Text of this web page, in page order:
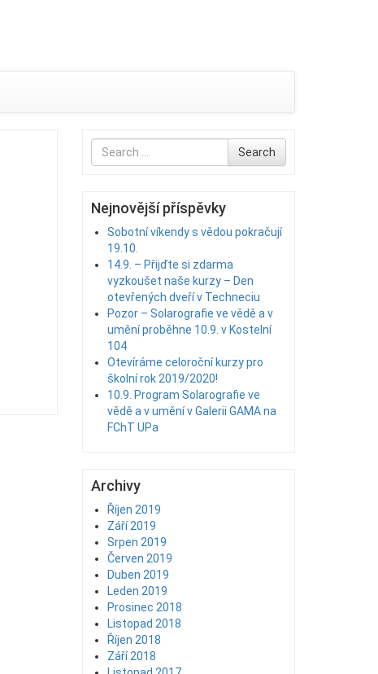
Search
for
Search
Nejnovější příspěvky
Sobotní víkendy s vědou pokračují
19.10.
14.9. – Přijďte si zdarma
vyzkoušet naše kurzy – Den
otevřených dveří v Techneciu
Pozor – Solarografie ve vědě a v
umění proběhne 10.9. v Kostelní
104
Otevíráme celoroční kurzy pro
školní rok 2019/2020!
10.9. Program Solarografie ve
vědě a v umění v Galerii GAMA na
FChT UPa
Archivy
Říjen 2019
Září 2019
Srpen 2019
Červen 2019
Duben 2019
Leden 2019
Prosinec 2018
Listopad 2018
Říjen 2018
Září 2018